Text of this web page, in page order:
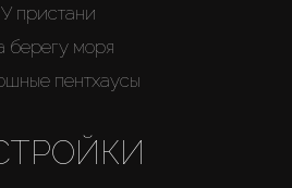
У пристани
берегу моря
пентхаусы